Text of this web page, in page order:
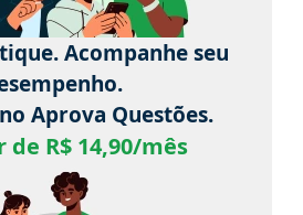
Acompanhe seu
Aprova Questões.
R$ 14,90/mês